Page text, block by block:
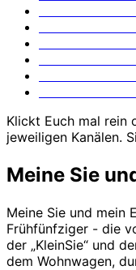
Klickt Euch mal rein
jeweiligen Kanälen.
Meine Sie
Meine Sie und mein
Frühfünfziger - die
der „KleinSie“ und
dem Wohnwagen,